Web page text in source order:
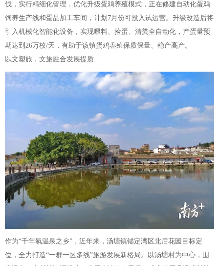
伐，实行精细化管理，优化升级蛋鸡养殖模式，正在修建自动化蛋鸡
饲养生产线和蛋品加工车间，计划7月份可投入试运营。升级改造后将
引入机械化智能化设备，实现喂料、捡蛋、清粪全自动化，产蛋量预
期达到26万枚/天，有助于该镇蛋鸡养殖保质保量、稳产高产。
以文塑旅，文旅融合发展提质
作为“千年氡温泉之乡”，近年来，汤塘镇锚定湾区北后花园目标定
位，全力打造“一群一区多线”旅游发展新格局。以汤塘村为中心，围